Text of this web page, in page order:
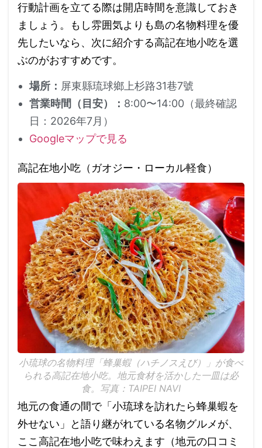
行動計画を立てる際は開店時間を意識しておき
ましょう。もし雰囲気よりも島の名物料理を優
先したいなら、次に紹介する高記在地小吃を選
ぶのがおすすめです。
場所： 屏東縣琉球鄉上杉路31巷7號
営業時間（目安）： 8:00〜14:00（最終確認
日：2026年7月）
Googleマップで見る
高記在地小吃（ガオジー・ローカル軽食）
小琉球の名物料理「蜂巢蝦（ハチノスえび）」が食べ
られる高記在地小吃。地元食材を活かした一皿は必
食。写真：TAIPEI NAVI
地元の食通の間で「小琉球を訪れたら蜂巢蝦を
外せない」と語り継がれている名物グルメが、
ここ高記在地小吃で味わえます（地元の口コミ